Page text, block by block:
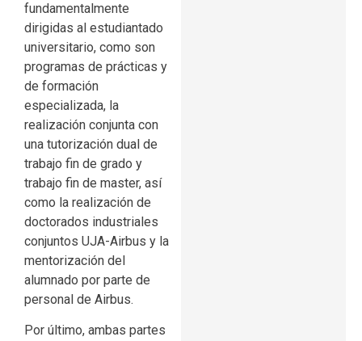
fundamentalmente
dirigidas al estudiantado
universitario, como son
programas de prácticas y
de formación
especializada, la
realización conjunta con
una tutorización dual de
trabajo fin de grado y
trabajo fin de master, así
como la realización de
doctorados industriales
conjuntos UJA-Airbus y la
mentorización del
alumnado por parte de
personal de Airbus.
Por último, ambas partes